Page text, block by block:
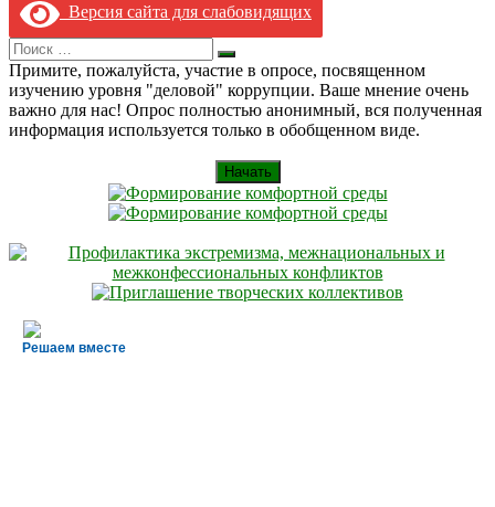
Версия сайта для слабовидящих
Search
for:
Искать
Примите, пожалуйста, участие в опросе, посвященном
изучению уровня "деловой" коррупции. Ваше мнение очень
важно для нас! Опрос полностью анонимный, вся полученная
информация используется только в обобщенном виде.
Начать
Решаем вместе